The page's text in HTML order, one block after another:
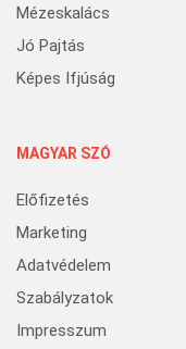
Mézeskalács
Jó Pajtás
Képes Ifjúság
MAGYAR SZÓ
Előfizetés
Marketing
Adatvédelem
Szabályzatok
Impresszum